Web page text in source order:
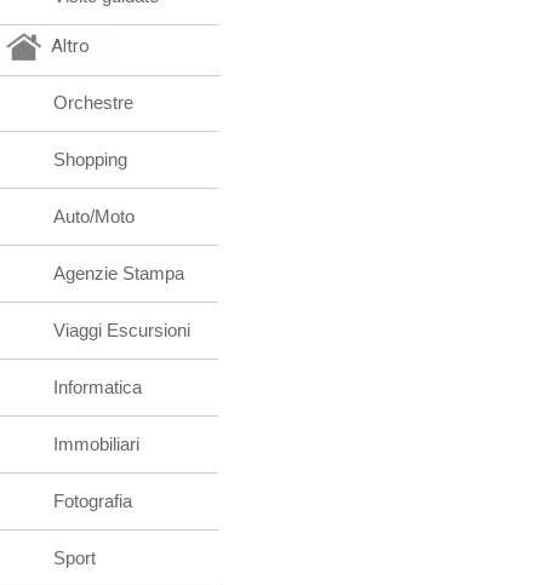
Altro
Orchestre
Shopping
Auto/Moto
Agenzie Stampa
Viaggi Escursioni
Informatica
Immobiliari
Fotografia
Sport